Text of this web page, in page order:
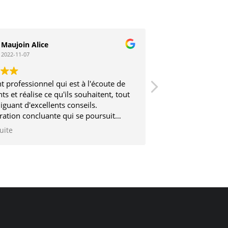
Maujoin Alice
2022-11-07
professionnel qui est à l'écoute de
et réalise ce qu'ils souhaitent, tout
d'excellents conseils.
concluante qui se poursuit